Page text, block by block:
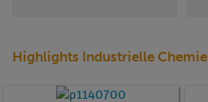
Highlights Industrielle Chemie